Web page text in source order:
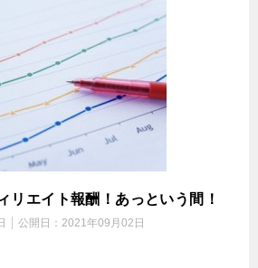
リエイト報酬！あっという間！
公開日： 2021年09月02日